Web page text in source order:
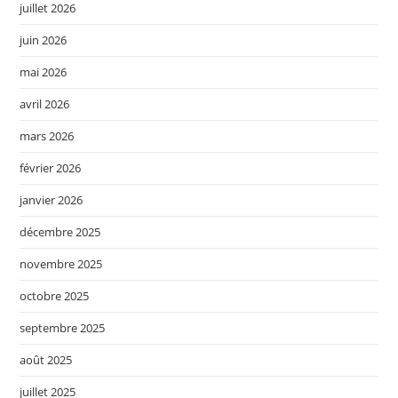
juillet 2026
juin 2026
mai 2026
avril 2026
mars 2026
février 2026
janvier 2026
décembre 2025
novembre 2025
octobre 2025
septembre 2025
août 2025
juillet 2025